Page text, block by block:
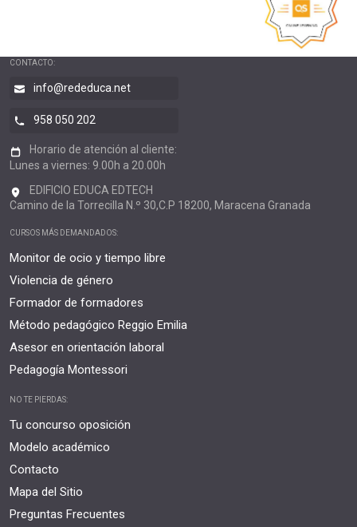
CONTACTO:
info@rededuca.net
958 050 202
Horario de atención al cliente:
Lunes a viernes: 9.00h a 20.00h
EDIFICIO EDUCA EDTECH
Camino de la Torrecilla N.º 30,C.P 18200, Maracena Granada
CURSOS MÁS DEMANDADOS:
Monitor de ocio y tiempo libre
Violencia de género
Formador de formadores
Método pedagógico Reggio Emilia
Asesor en orientación laboral
Pedagogía Montessori
NO TE PIERDAS:
Tu concurso oposición
Modelo académico
Contacto
Mapa del Sitio
Preguntas Frecuentes